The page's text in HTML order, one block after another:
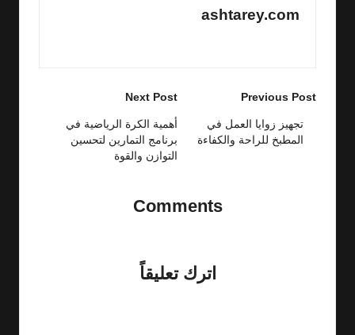
ashtarey.com
Post
navigation
Previous Post
تجهيز زوايا العمل في
المطبخ للراحة والكفاءة
Next Post
أهمية الكرة الرياضية في
برنامج التمارين لتحسين
التوازن والقوة
Comments
اترك تعليقاً